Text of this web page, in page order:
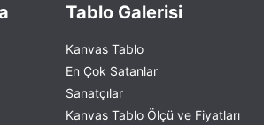
Tablo Galerisi
Kanvas Tablo
En Çok Satanlar
Sanatçılar
Kanvas Tablo Ölçü ve Fiyatları